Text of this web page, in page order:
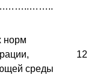
норм
среды
12